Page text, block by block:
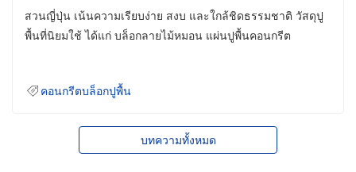
สวนญี่ปุ่น เน้นความเรียบง่าย สงบ และใกล้ชิดธรรมชาติ วัสดุปู
พื้นที่นิยมใช้ ได้แก่ บล็อกลายไม้หมอน แผ่นปูพื้นคอนกรีต
คอนกรีตบล็อกปูพื้น
บทความทั้งหมด